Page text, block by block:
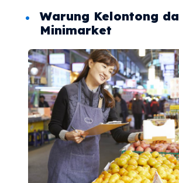
Warung Kelontong
Minimarket